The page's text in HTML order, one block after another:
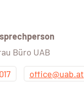
Büro UAB
office@uab.at